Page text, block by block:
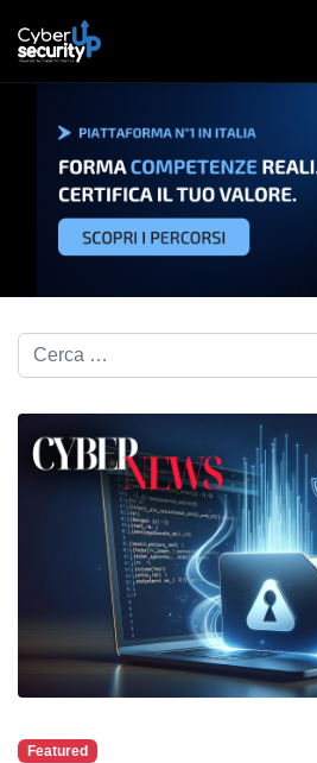
Cerca nel blog...
Featured